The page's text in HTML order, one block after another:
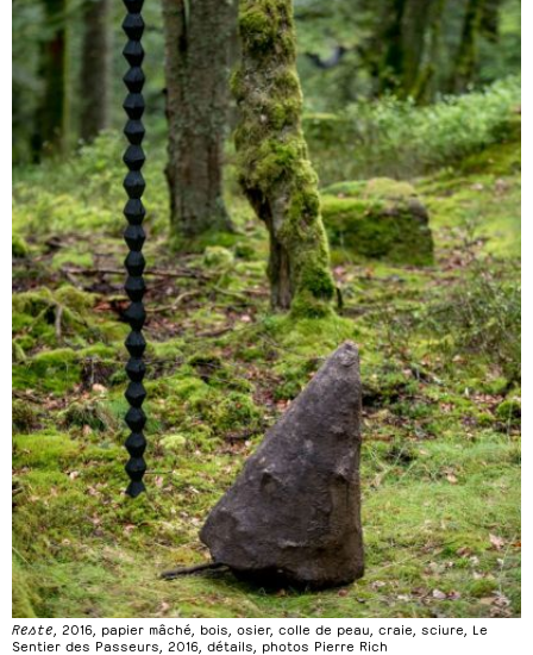
Reste , 2016, papier mâché, bois, osier, colle de peau, craie, sciure, Le
Sentier des Passeurs, 2016, détails, photos Pierre Rich